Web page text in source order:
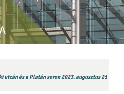
utcán és a Platán soron 2023. augusztus 21